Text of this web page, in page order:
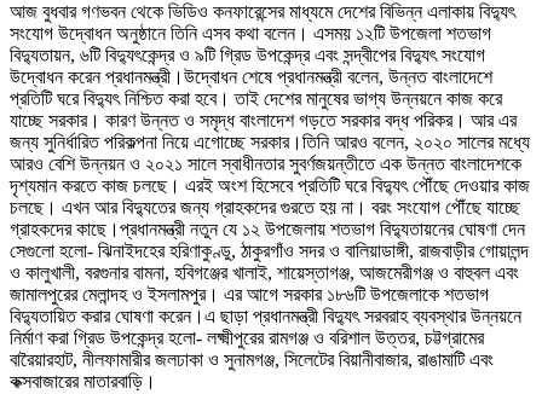
আজ বুধবার গণভবন থেকে ভিডিও কনফারেন্সের মাধ্যমে দেশের বিভিন্ন এলাকায় বিদ্যুৎ
সংযোগ উদ্বোধন অনুষ্ঠানে তিনি এসব কথা বলেন। এসময় ১২টি উপজেলা শতভাগ
বিদ্যুতায়ন, ৬টি বিদ্যুৎকেন্দ্র ও ৯টি গ্রিড উপকেন্দ্র এবং সন্দ্বীপের বিদ্যুৎ সংযোগ
উদ্বোধন করেন প্রধানমন্ত্রী।উদ্বোধন শেষে প্রধানমন্ত্রী বলেন, উন্নত বাংলাদেশে
প্রতিটি ঘরে বিদ্যুৎ নিশ্চিত করা হবে। তাই দেশের মানুষের ভাগ্য উন্নয়নে কাজ করে
যাচ্ছে সরকার। কারণ উন্নত ও সমৃদ্ধ বাংলাদেশ গড়তে সরকার বদ্ধ পরিকর। আর এর
জন্য সুনির্ধারিত পরিকল্পনা নিয়ে এগোচ্ছে সরকার।তিনি আরও বলেন, ২০২০ সালের মধ্যে
আরও বেশি উন্নয়ন ও ২০২১ সালে স্বাধীনতার সুবর্ণজয়ন্তীতে এক উন্নত বাংলাদেশকে
দৃশ্যমান করতে কাজ চলছে। এরই অংশ হিসেবে প্রতিটি ঘরে বিদ্যুৎ পৌঁছে দেওয়ার কাজ
চলছে। এখন আর বিদ্যুতের জন্য গ্রাহকদের গুরতে হয় না। বরং সংযোগ পৌঁছে যাচ্ছে
গ্রাহকদের কাছে।প্রধানমন্ত্রী নতুন যে ১২ উপজেলায় শতভাগ বিদ্যুতায়নের ঘোষণা দেন
সেগুলো হলো- ঝিনাইদহের হরিণাকুণ্ডু, ঠাকুরগাঁও সদর ও বালিয়াডাঙ্গী, রাজবাড়ীর গোয়ালন্দ
ও কালুখালী, বরগুনার বামনা, হবিগঞ্জের খালাই, শায়েস্তাগঞ্জ, আজমেরীগঞ্জ ও বাহুবল এবং
জামালপুরের মেলান্দহ ও ইসলামপুর। এর আগে সরকার ১৮৬টি উপজেলাকে শতভাগ
বিদ্যুতায়িত করার ঘোষণা করেন।এ ছাড়া প্রধানমন্ত্রী বিদ্যুৎ সরবরাহ ব্যবস্থার উন্নয়নে
নির্মাণ করা গ্রিড উপকেন্দ্র হলো- লক্ষ্মীপুরের রামগঞ্জ ও বরিশাল উত্তর, চট্টগ্রামের
বারৈয়ারহাট, নীলফামারীর জলঢাকা ও সুনামগঞ্জ, সিলেটের বিয়ানীবাজার, রাঙামাটি এবং
কক্সবাজারের মাতারবাড়ি।